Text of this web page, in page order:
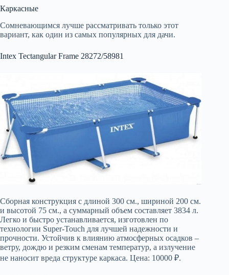
Каркасные
Сомневающимся лучше рассматривать только этот
вариант, как один из самых популярных для дачи.
Intex Tectangular Frame 28272/58981
Сборная конструкция с длиной 300 см., шириной 200 см.
и высотой 75 см., а суммарный объем составляет 3834 л.
Легко и быстро устанавливается, изготовлен по
технологии Super-Touch для лучшей надежности и
прочности. Устойчив к влиянию атмосферных осадков –
ветру, дождю и резким сменам температур, а излучение
не наносит вреда структуре каркаса. Цена: 10000 ₽.